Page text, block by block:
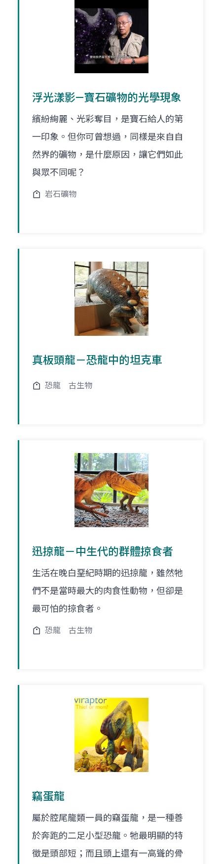
浮光漾影—寶石礦物的光學現象
繽紛絢麗、光彩奪目，是寶石給人的第
一印象。但你可曾想過，同樣是來自自
然界的礦物，是什麼原因，讓它們如此
與眾不同呢？
岩石礦物
真板頭龍－恐龍中的坦克車
恐龍 古生物
迅掠龍－中生代的群體掠食者
生活在晚白堊紀時期的迅掠龍，雖然牠
們不是當時最大的肉食性動物，但卻是
最可怕的掠食者。
恐龍 古生物
竊蛋龍
屬於腔尾龍類一員的竊蛋龍，是一種善
於奔跑的二足小型恐龍。牠最明顯的特
徵是頭部短；而且頭上還有一高聳的骨